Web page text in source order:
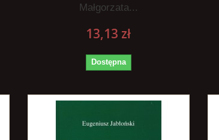
Małgorzata...
13,13 zł
Dostępna